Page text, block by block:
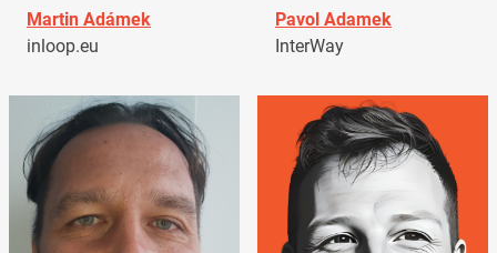
Martin Adámek
inloop.eu
Pavol Adamek
InterWay